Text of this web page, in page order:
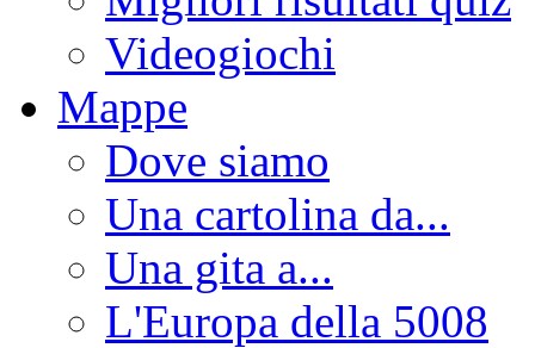
Videogiochi
Mappe
Dove siamo
Una cartolina da...
Una gita a...
L'Europa della 5008